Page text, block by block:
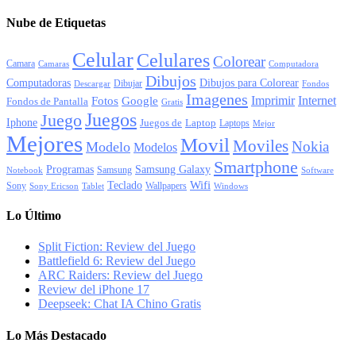
Nube de Etiquetas
Camara Camaras CelularCelularesColorear Computadora
Computadoras Descargar Dibujar Dibujos Dibujos para Colorear Fondos
Fondos de Pantalla Fotos Google Gratis Imagenes Imprimir Internet
Iphone Juego Juegos Juegos de Laptop Laptops Mejor
Mejores Modelo Modelos Movil MovilesNokia
Notebook Programas Samsung Samsung Galaxy Smartphone Software
Sony Sony Ericson Tablet Teclado Wallpapers Wifi Windows
Lo Último
Split Fiction: Review del Juego
Battlefield 6: Review del Juego
ARC Raiders: Review del Juego
Review del iPhone 17
Deepseek: Chat IA Chino Gratis
Lo Más Destacado